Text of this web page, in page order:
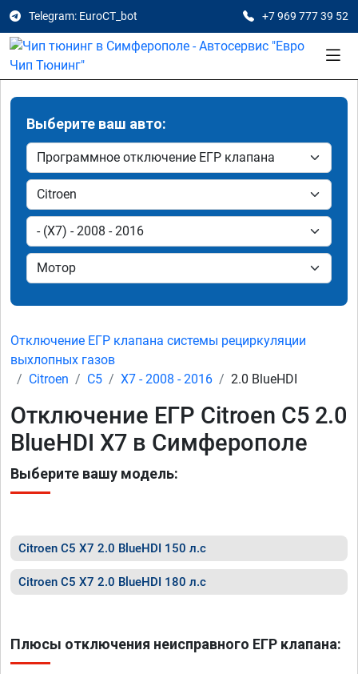
Telegram: EuroCT_bot +7 969 777 39 52
Выберите ваш авто:
Отключение ЕГР клапана системы рециркуляции
выхлопных газов
Citroen
C5 X7 - 2008 - 2016 2.0 BlueHDI
Отключение ЕГР Citroen C5 2.0
BlueHDI X7 в Симферополе
Выберите вашу модель:
Citroen C5 X7 2.0 BlueHDI 150 л.с
Citroen C5 X7 2.0 BlueHDI 180 л.с
Плюсы отключения неисправного ЕГР клапана: